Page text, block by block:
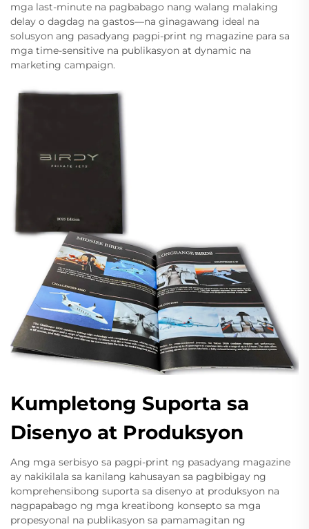
mga last-minute na pagbabago nang walang malaking
delay o dagdag na gastos—na ginagawang ideal na
solusyon ang pasadyang pagpi-print ng magazine para sa
mga time-sensitive na publikasyon at dynamic na
marketing campaign.
Kumpletong Suporta sa
Disenyo at Produksyon
Ang mga serbisyo sa pagpi-print ng pasadyang magazine
ay nakikilala sa kanilang kahusayan sa pagbibigay ng
komprehensibong suporta sa disenyo at produksyon na
nagpapabago ng mga kreatibong konsepto sa mga
propesyonal na publikasyon sa pamamagitan ng